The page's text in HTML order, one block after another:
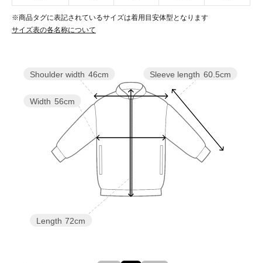
※商品タグに表記されているサイズは着用目安体型となります
サイズ表の各名称について
Sleeve length 60.5cm
Length 72cm
Width 56cm
Shoulder width 46cm